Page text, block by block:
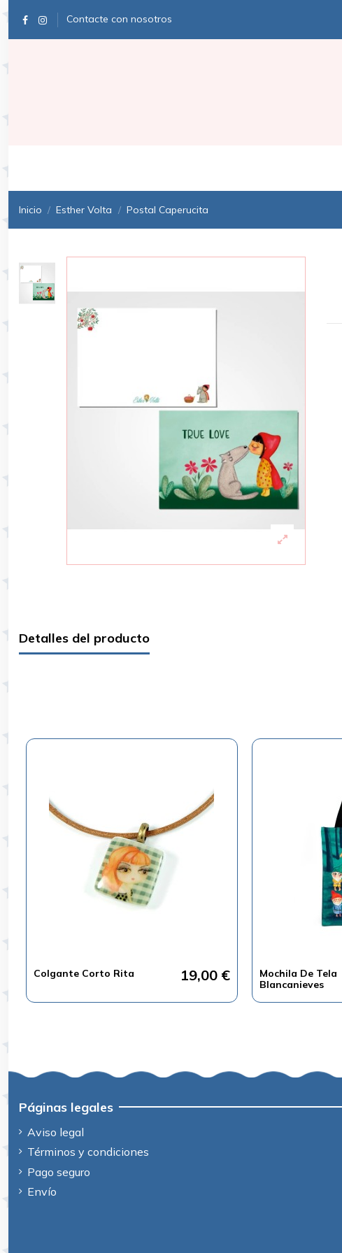
Contacte con nosotros
Inicio Esther Volta Postal Caperucita
Detalles del producto
Colgante Corto Rita 19,00 €
Mochila De Tela
Blancanieves
Páginas legales
Aviso legal
Términos y condiciones
Pago seguro
Envío